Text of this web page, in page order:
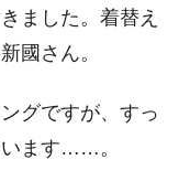
ました。着替え
國さん。
グですが、すっ
ます……。